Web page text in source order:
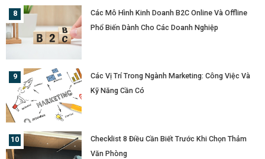
Các Mô Hình Kinh Doanh B2C Online Và Offline
Phổ Biến Dành Cho Các Doanh Nghiệp
Các Vị Trí Trong Ngành Marketing: Công Việc Và
Kỹ Năng Cần Có
Checklist 8 Điều Cần Biết Trước Khi Chọn Thảm
Văn Phòng